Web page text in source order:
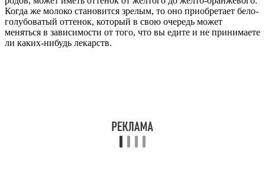
Когда же молоко становится зрелым, то оно приобретает бело-
голубоватый оттенок, который в свою очередь может
меняться в зависимости от того, что вы едите и не принимаете
ли каких-нибудь лекарств.